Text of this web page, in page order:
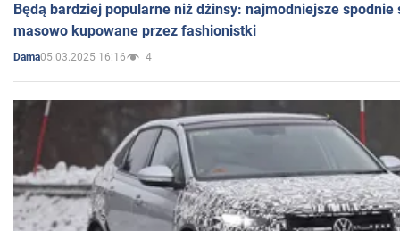
Będą bardziej popularne niż dżinsy: najmodniejsze spodnie
masowo kupowane przez fashionistki
Dama05.03.2025 16:16 4